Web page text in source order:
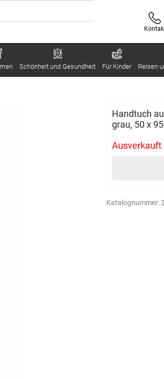
Schönheit und Gesundheit Für Kinder Reisen
Handtuch
grau, 50 x
Ausverkauft
Katalognummer: